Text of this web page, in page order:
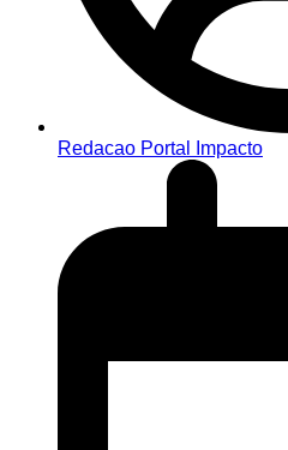
Redacao Portal Impacto